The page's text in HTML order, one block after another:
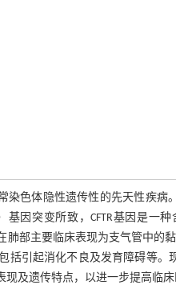
染色体隐性遗传性的先天性疾
）基因突变所致，CFTR基因是
部主要临床表现为支气管中的
括引起消化不良及发育障碍等。
及遗传特点，以进一步提高临床